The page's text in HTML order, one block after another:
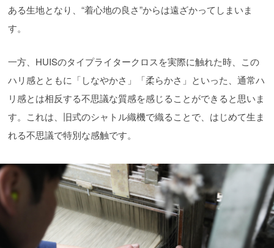
ある生地となり、“着心地の良さ”からは遠ざかってしまいま
す。
一方、HUISのタイプライタークロスを実際に触れた時、この
ハリ感とともに「しなやかさ」「柔らかさ」といった、通常ハ
リ感とは相反する不思議な質感を感じることができると思いま
す。これは、旧式のシャトル織機で織ることで、はじめて生ま
れる不思議で特別な感触です。